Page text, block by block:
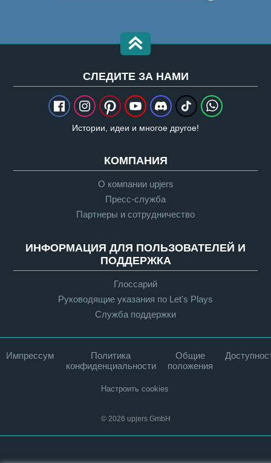
CЛЕДИТЕ ЗА НАМИ
Истории, идеи и многое другое!
КОМПАНИЯ
О компании upjers
Пресс-служба
Партнеры и сотрудничество
ИНФОРМАЦИЯ ДЛЯ ПОЛЬЗОВАТЕЛЕЙ И
ПОДДЕРЖКА
Глоссарий
Руководящие указания по Let's Plays
Служба поддержки
Импрессум
Политика
конфиденциальности
Общие
положения
Настроить cookies
© 2026 upjers GmbH